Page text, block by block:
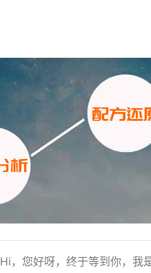
Hi，您好呀，终于等到你，我